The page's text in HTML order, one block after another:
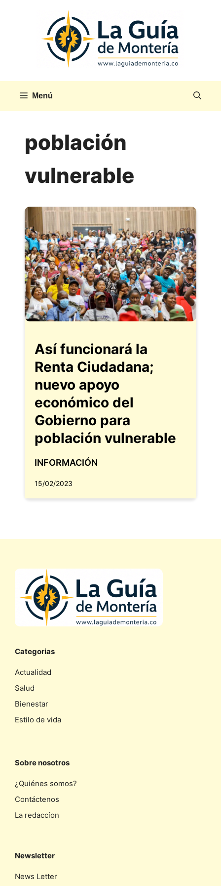
Menú
población
vulnerable
Así funcionará la
Renta Ciudadana;
nuevo apoyo
económico del
Gobierno para
población vulnerable
INFORMACIÓN
15/02/2023
Categorias
Actualidad
Salud
Bienestar
Estilo de vida
Sobre nosotros
¿Quiénes somos?
Contáctenos
La redaccíon
Newsletter
News Letter